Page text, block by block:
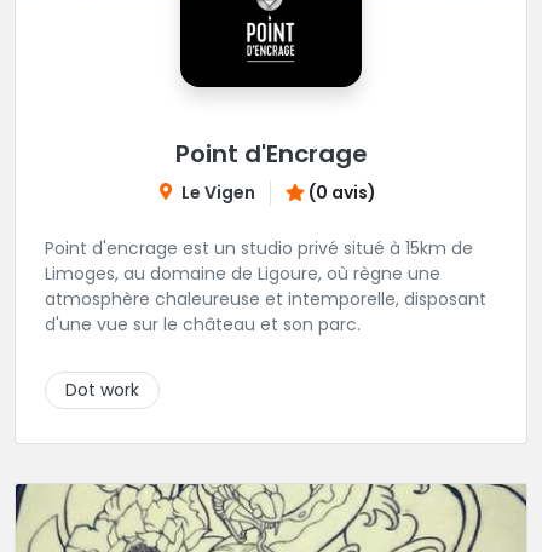
Point d'Encrage
Le Vigen (0 avis)
Point d'encrage est un studio privé situé à 15km de
Limoges, au domaine de Ligoure, où règne une
atmosphère chaleureuse et intemporelle, disposant
d'une vue sur le château et son parc.
Dot work